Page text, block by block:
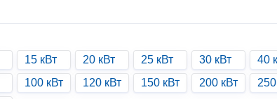
15 кВт 20 кВт 25 кВт 30 кВт 40
100 кВт 120 кВт 150 кВт 200 кВт